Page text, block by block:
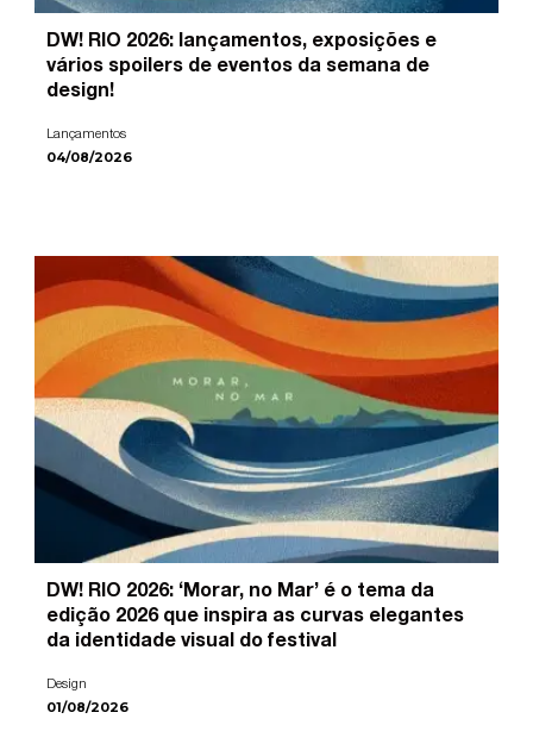
DW! RIO 2026: lançamentos, exposições e
vários spoilers de eventos da semana de
design!
Lançamentos
04/08/2026
DW! RIO 2026: ‘Morar, no Mar’ é o tema da
edição 2026 que inspira as curvas elegantes
da identidade visual do festival
Design
01/08/2026